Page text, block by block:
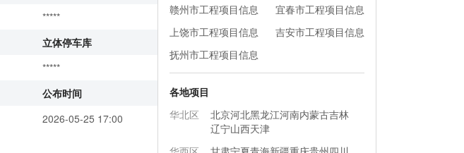
*****
立体停车库
*****
公布时间
2026-05-25 17:00
赣州市工程项目信息
宜春市工程项目信息
上饶市工程项目信息
吉安市工程项目信息
抚州市工程项目信息
各地项目
华北区
北京河北黑龙江河南内蒙古吉林
辽宁山西天津